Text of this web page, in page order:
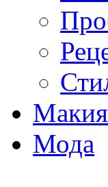
Мода